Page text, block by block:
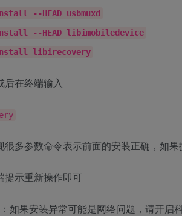
--HEAD usbmuxd
--HEAD libimobiledevice
libirecovery
后在终端输入
很多参数命令表示前面的安装正确，如
提示重新操作即可
如果安装异常可能是网络问题，请开启